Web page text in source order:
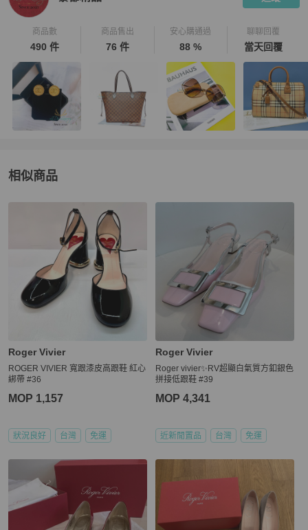
商品數
490 件
商品售出
76 件
安心購通過
88 %
聊聊回覆
當天回覆
相似商品
Roger Vivier 推薦精品
Roger Vivier
ROGER VIVIER 寬跟漆皮高跟鞋 紅心
綁帶 #36
MOP 1,157
狀況良好 台灣 免運
Roger Vivier
Roger vivier✨RV超顯白氣質方釦銀色
拼接低跟鞋 #39
MOP 4,341
近新閒置品 台灣 免運